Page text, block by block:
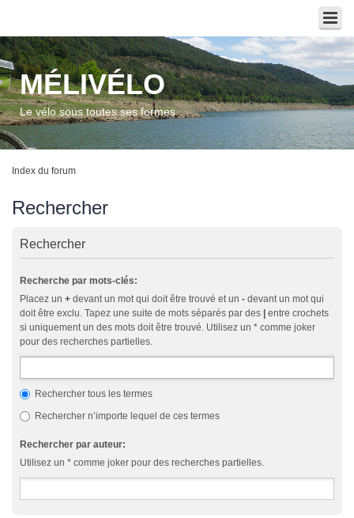
MÉLIVÉLO
Le vélo sous toutes ses formes
Index du forum
Rechercher
Rechercher
Recherche par mots-clés:
Placez un + devant un mot qui doit être trouvé et un - devant un mot qui
doit être exclu. Tapez une suite de mots séparés par des
entre crochets
si uniquement un des mots doit être trouvé. Utilisez un * comme joker
pour des recherches partielles.
Rechercher tous les termes
Rechercher n’importe lequel de ces termes
Rechercher par auteur:
Utilisez un * comme joker pour des recherches partielles.